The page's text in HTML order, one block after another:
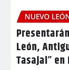
NUEVO
León,
Tasajal” en